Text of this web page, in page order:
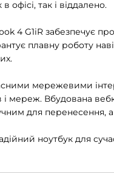
так і віддалено.
4 G1iR забезпечує
плавну роботу
мережевими
мереж. Вбудована
для перенесення,
ноутбук для